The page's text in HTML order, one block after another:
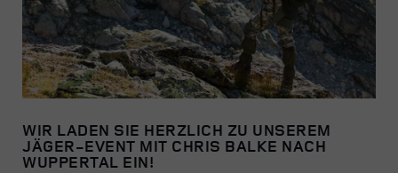
WIR LADEN SIE HERZLICH ZU UNSEREM
JÄGER-EVENT MIT CHRIS BALKE NACH
WUPPERTAL EIN!